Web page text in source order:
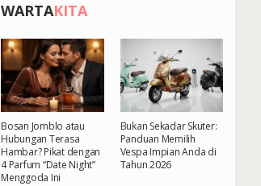
WARTAKITA
Bosan Jomblo atau
Hubungan Terasa
Hambar? Pikat dengan
4 Parfum “Date Night”
Menggoda Ini
Bukan Sekadar Skuter:
Panduan Memilih
Vespa Impian Anda di
Tahun 2026